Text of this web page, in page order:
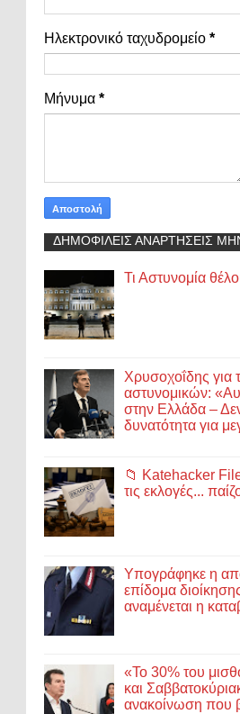
Ηλεκτρονικό ταχυδρομείο *
Μήνυμα *
ΔΗΜΟΦΙΛΕΙΣ ΑΝΑΡΤΗΣΕΙΣ
Τι Αστυνομία
Χρυσοχοΐδης για
αστυνομικών:
στην Ελλάδα –
δυνατότητα για
📁 Katehacker
τις εκλογές...
Υπογράφηκε η
επίδομα
αναμένεται η
«Το 30% του
και
ανακοίνωση που